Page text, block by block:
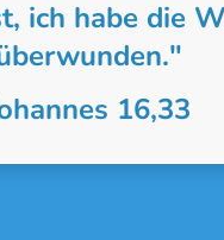
ich habe die
16,33